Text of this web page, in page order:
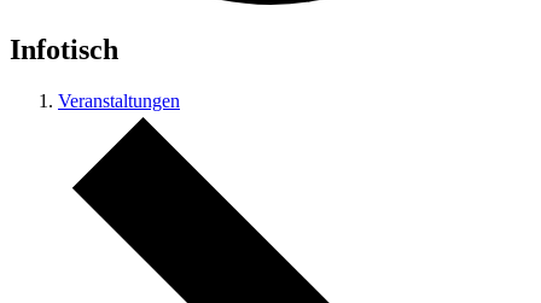
Infotisch
Veranstaltungen